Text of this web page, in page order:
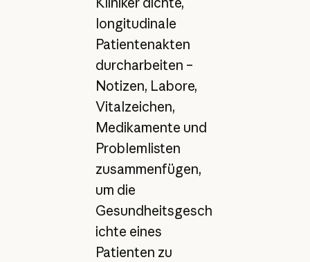
longitudinale
Patientenakten
durcharbeiten –
Notizen, Labore,
Vitalzeichen,
Medikamente und
Problemlisten
zusammenfügen,
um die
Gesundheitsgesch
ichte eines
Patienten zu